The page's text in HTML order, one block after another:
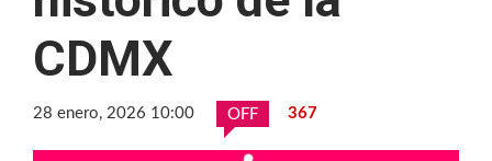
CDMX
28 enero, 2026 10:00 OFF 367